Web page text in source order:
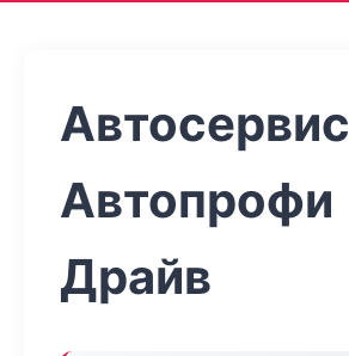
Автосервис
Автопрофи
Драйв